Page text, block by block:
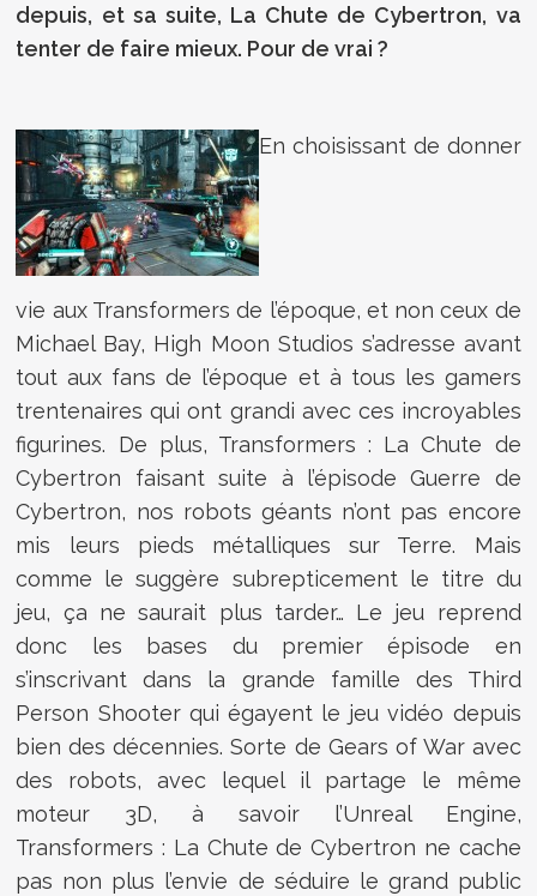
depuis, et sa suite, La Chute de Cybertron, va
tenter de faire mieux. Pour de vrai ?
En choisissant de donner
vie aux Transformers de l’époque, et non ceux de
Michael Bay, High Moon Studios s’adresse avant
tout aux fans de l’époque et à tous les gamers
trentenaires qui ont grandi avec ces incroyables
figurines. De plus, Transformers : La Chute de
Cybertron faisant suite à l’épisode Guerre de
Cybertron, nos robots géants n’ont pas encore
mis leurs pieds métalliques sur Terre. Mais
comme le suggère subrepticement le titre du
jeu, ça ne saurait plus tarder… Le jeu reprend
donc les bases du premier épisode en
s’inscrivant dans la grande famille des Third
Person Shooter qui égayent le jeu vidéo depuis
bien des décennies. Sorte de Gears of War avec
des robots, avec lequel il partage le même
moteur 3D, à savoir l’Unreal Engine,
Transformers : La Chute de Cybertron ne cache
pas non plus l’envie de séduire le grand public